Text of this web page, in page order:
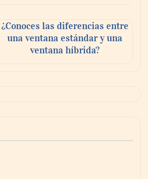
¿Conoces las diferencias entre
una ventana estándar y una
ventana híbrida?